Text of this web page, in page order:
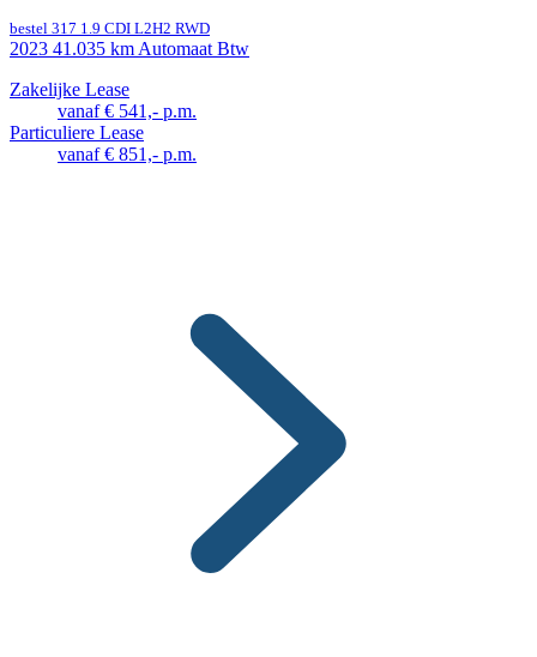
bestel 317 1.9 CDI L2H2 RWD
2023 41.035 kmAutomaatBtw
Zakelijke Lease
vanaf € 541,- p.m.
Particuliere Lease
vanaf € 851,- p.m.